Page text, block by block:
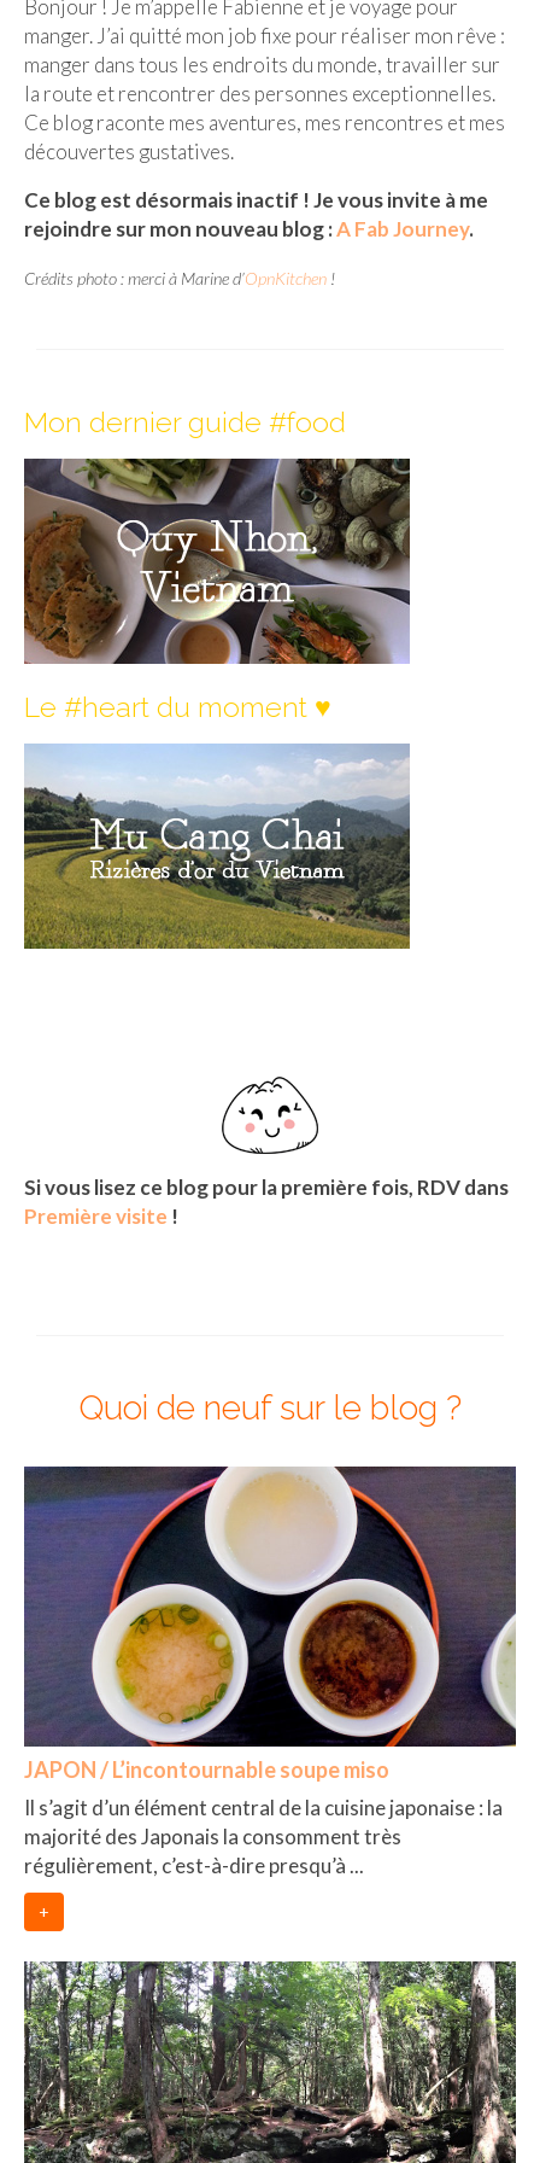
Malaisie
Cameron Highlands
Penang
Singapour
Vietnam
Baie d’Halong
Mai Chau
Mu Cang Chai
Ninh Binh
Quy Nhon
EUROPE
Paris
Poitou
Saint-Malo
Savoie
Danemark
Copenhague
GUIDES FOOD
ALLEMAGNE
– Berlin
– Munich
BOLIVIE
– Sucre
CHILI
CHINE
– Beijing
– Guilin
CORÉE DU SUD
– Séoul
DANEMARK
– Copenhague
Bonjour ! Je m’appelle Fabienne et je voyage pour
manger. J’ai quitté mon job fixe pour réaliser mon rêve :
manger dans tous les endroits du monde, travailler sur
la route et rencontrer des personnes exceptionnelles.
Ce blog raconte mes aventures, mes rencontres et mes
découvertes gustatives.
Ce blog est désormais inactif ! Je vous invite à me
rejoindre sur mon nouveau blog :A Fab Journey.
Crédits photo : merci à Marine d’OpnKitchen !
Mon dernier guide #food
Le #heart du moment ♥︎
Si vous lisez ce blog pour la première fois, RDV dans
Première visite !
Quoi de neuf sur le blog ?
JAPON / L’incontournable soupe miso
Il s’agit d’un élément central de la cuisine japonaise : la
majorité des Japonais la consomment très
régulièrement, c’est-à-dire presqu’à ...
+